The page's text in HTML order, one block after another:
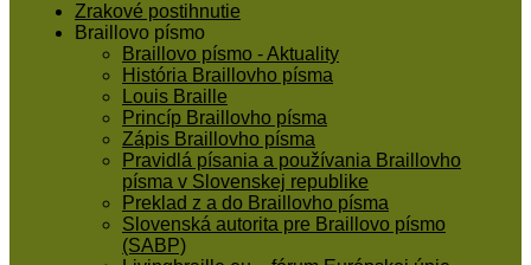
Zrakové postihnutie
Braillovo písmo
Braillovo písmo - Aktuality
História Braillovho písma
Louis Braille
Princíp Braillovho písma
Zápis Braillovho písma
Pravidlá písania a používania Braillovho
písma v Slovenskej republike
Preklad z a do Braillovho písma
Slovenská autorita pre Braillovo písmo
(SABP)